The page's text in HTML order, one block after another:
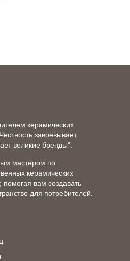
керамических
завоевывает
великие бренды".
мастером по
керамических
помогая вам создавать
для потребителей.